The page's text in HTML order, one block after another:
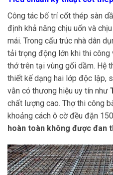
Công tác bố trí cốt thép sàn
định khả năng chịu uốn và
mái. Trong cấu trúc nhà dân
tải trọng động lớn khi thi
thớ trên tại vùng gối dầm. Hệ
thiết kế dạng hai lớp độc lập,
vằn có thương hiệu uy tín như
chất lượng cao. Thợ thi công
khoảng cách ô cờ đều đặn
hoàn toàn không được đan